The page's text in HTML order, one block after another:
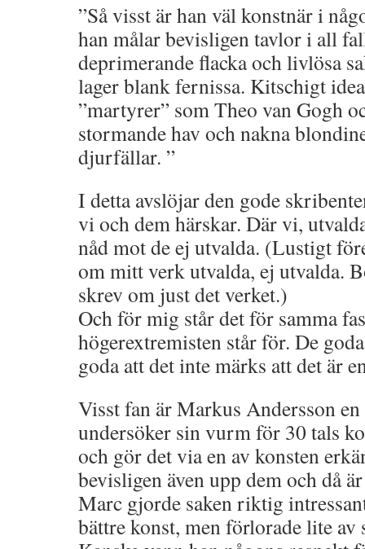
”Så visst är han väl konstnär i
han målar bevisligen tavlor i all
deprimerande flacka och livlösa
lager blank fernissa. Kitschigt
”martyrer” som Theo van Gogh
stormande hav och nakna
djurfällar. ”
I detta avslöjar den gode
vi och dem härskar. Där vi,
nåd mot de ej utvalda. (Lustigt
om mitt verk utvalda, ej utvalda.
skrev om just det verket.)
Och för mig står det för samma
högerextremisten står för. De
goda att det inte märks att det är
Visst fan är Markus Andersson
undersöker sin vurm för 30 tals
och gör det via en av konsten
bevisligen även upp dem och då
Marc gjorde saken riktig
bättre konst, men förlorade lite av